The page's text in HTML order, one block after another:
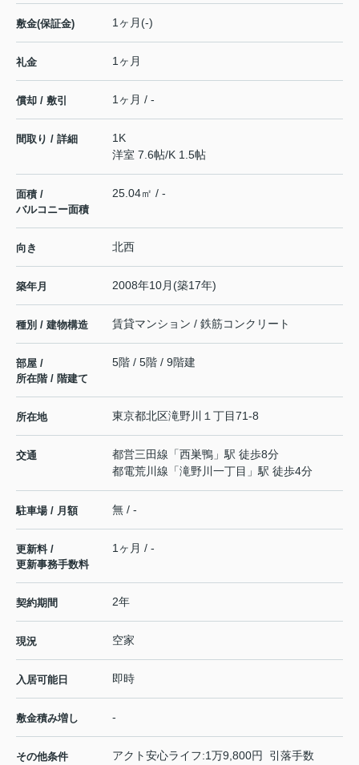
敷金(保証金) 1ヶ月(-)
礼金 1ヶ月
償却 / 敷引 1ヶ月 / -
間取り / 詳細
1K
洋室 7.6帖/K 1.5帖
面積 /
バルコニー面積
25.04㎡ / -
向き 北西
築年月 2008年10月(築17年)
種別 / 建物構造 賃貸マンション / 鉄筋コンクリート
部屋 /
所在階 / 階建て
5階 / 5階 / 9階建
所在地 東京都北区滝野川 １丁目71-8
交通 都営三田線 「西巣鴨 」駅 徒歩8分
都電荒川線 「滝野川一丁目 」駅 徒歩4分
駐車場 / 月額 無 / -
更新料 /
更新事務手数料
1ヶ月 / -
契約期間 2年
現況 空家
入居可能日 即時
敷金積み増し -
その他条件
アクト安心ライフ:1万9,800円 引落手数